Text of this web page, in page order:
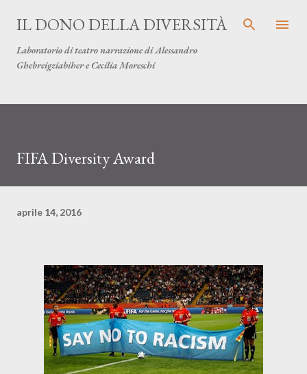
Passa ai contenuti principali
IL DONO DELLA DIVERSITÀ
Laboratorio di teatro narrazione di Alessandro
Ghebreigziabiher e Cecilia Moreschi
FIFA Diversity Award
aprile 14, 2016